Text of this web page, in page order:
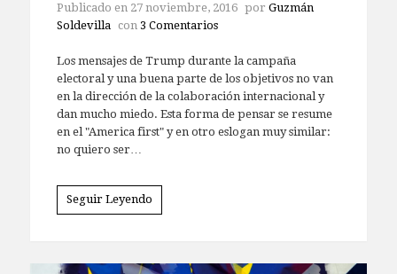
Publicado en 27 noviembre, 2016 por Guzmán
Soldevilla
con 3 Comentarios
Los mensajes de Trump durante la campaña
electoral y una buena parte de los objetivos no van
en la dirección de la colaboración internacional y
dan mucho miedo. Esta forma de pensar se resume
en el "America first" y en otro eslogan muy similar:
no quiero ser…
Seguir Leyendo